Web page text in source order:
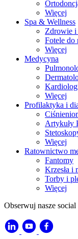
Więcej
Spa & Wellness
Zdrowie i
Fotele do
Więcej
Medycyna
Więcej
Profilaktyka i
Artykuły
Więcej
Ratownictwo
Fantomy
Krzesła i
Torby i
Więcej
Obserwuj nasze social